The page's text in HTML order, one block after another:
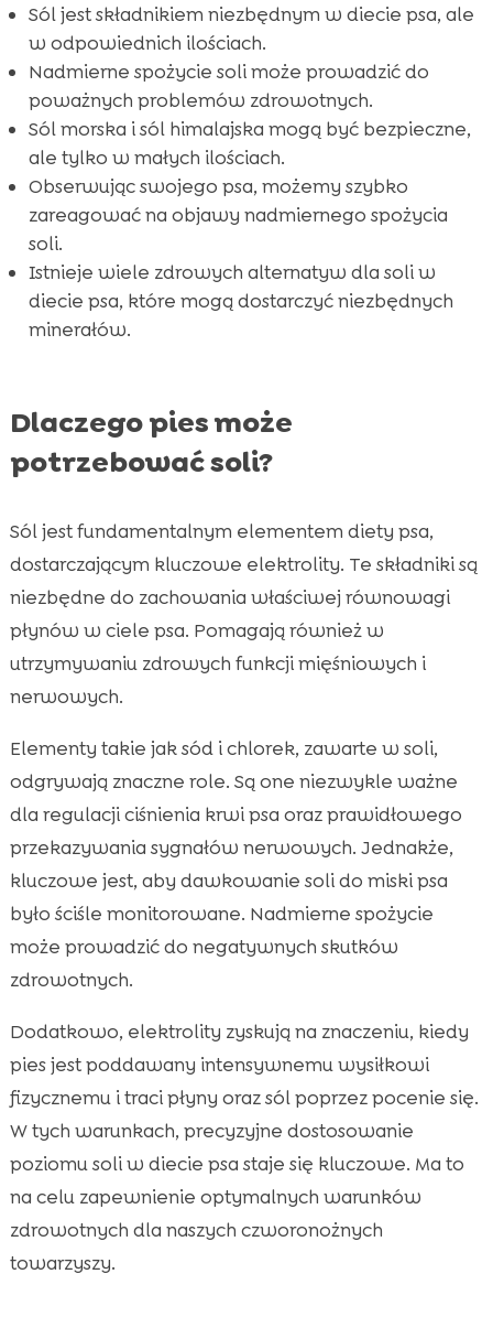
 Najczęstsze mity dotyczące soli w diecie psa
 Jak dbać o zdrową dietę psa?
Rola suplementów w diecie psa
 Wniosek
 FAQ
Sól jest składnikiem niezbędnym w diecie psa, ale
w odpowiednich ilościach.
Nadmierne spożycie soli może prowadzić do
poważnych problemów zdrowotnych.
Sól morska i sól himalajska mogą być bezpieczne,
ale tylko w małych ilościach.
Obserwując swojego psa, możemy szybko
zareagować na objawy nadmiernego spożycia
soli.
Istnieje wiele zdrowych alternatyw dla soli w
diecie psa, które mogą dostarczyć niezbędnych
minerałów.
Dlaczego pies może
potrzebować soli?
Sól jest fundamentalnym elementem diety psa,
dostarczającym kluczowe elektrolity. Te składniki są
niezbędne do zachowania właściwej równowagi
płynów w ciele psa. Pomagają również w
utrzymywaniu zdrowych funkcji mięśniowych i
nerwowych.
Elementy takie jak sód i chlorek, zawarte w soli,
odgrywają znaczne role. Są one niezwykle ważne
dla regulacji ciśnienia krwi psa oraz prawidłowego
przekazywania sygnałów nerwowych. Jednakże,
kluczowe jest, aby dawkowanie soli do miski psa
było ściśle monitorowane. Nadmierne spożycie
może prowadzić do negatywnych skutków
zdrowotnych.
Dodatkowo, elektrolity zyskują na znaczeniu, kiedy
pies jest poddawany intensywnemu wysiłkowi
fizycznemu i traci płyny oraz sól poprzez pocenie się.
W tych warunkach, precyzyjne dostosowanie
poziomu soli w diecie psa staje się kluczowe. Ma to
na celu zapewnienie optymalnych warunków
zdrowotnych dla naszych czworonożnych
towarzyszy.